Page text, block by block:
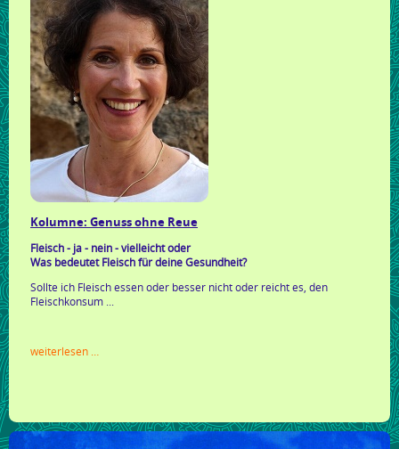
Kolumne: Genuss ohne Reue
Fleisch - ja - nein - vielleicht oder
Was bedeutet Fleisch für deine Gesundheit?
Sollte ich Fleisch essen oder besser nicht oder reicht es, den
Fleischkonsum ...
weiterlesen …